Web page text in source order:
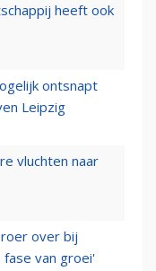
heeft ook
ontsnapt
Leipzig
vluchten naar
over bij
fase van groei'